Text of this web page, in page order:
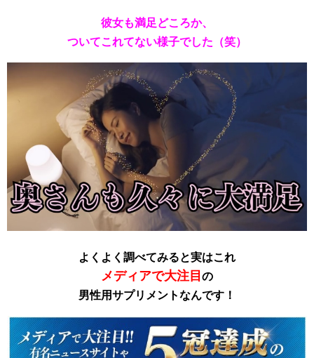
彼女も満足どころか、
ついてこれてない様子でした（笑）
よくよく調べてみると実はこれ
メディアで大注目 の
男性用サプリメントなんです！